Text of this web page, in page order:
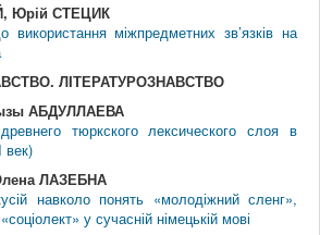
Юрій СТЕЦИК
використання міжпредметних зв’язків на
ЛIТЕРАТУРОЗНАВСТВО
АБДУЛЛАЕВА
тюркского лексического слоя в
ЛАЗЕБНА
навколо понять «молодіжний сленг»,
у сучасній німецькій мові